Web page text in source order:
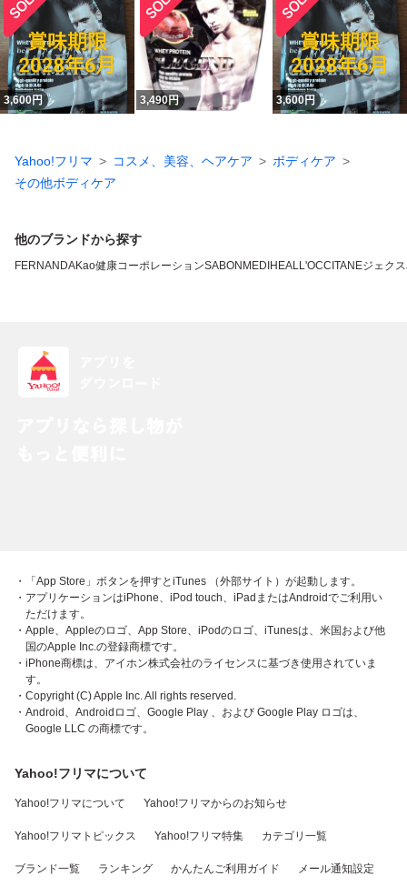
3,600円 3,490円 3,600円
Yahoo!フリマ コスメ、美容、ヘアケア
ボディケア
その他ボディケア
他のブランドから探す
FERNANDAKao健康コーポレーションSABON MEDIHEALL'OCCITANEジェクス
・「App Store」ボタンを押すとiTunes （外部サイト）が起動します。
・アプリケーションはiPhone、iPod touch、iPadまたはAndroidでご利用い
ただけます。
・Apple、Appleのロゴ、App Store、iPodのロゴ、iTunesは、米国および他
国のApple Inc.の登録商標です。
・iPhone商標は、アイホン株式会社のライセンスに基づき使用されていま
す。
・Copyright (C) Apple Inc. All rights reserved.
・Android、Androidロゴ、Google Play 、および Google Play ロゴは、
Google LLC の商標です。
Yahoo!フリマについて
Yahoo!フリマについて Yahoo!フリマからのお知らせ
Yahoo!フリマトピックス Yahoo!フリマ特集 カテゴリ一覧
ブランド一覧 ランキング かんたんご利用ガイド メール通知設定